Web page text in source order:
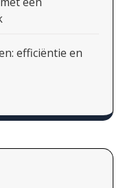
efficiëntie en